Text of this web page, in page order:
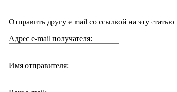
Отправить другу e-mail со ссылкой на эту статью
Адрес e-mail получателя:
Имя отправителя: